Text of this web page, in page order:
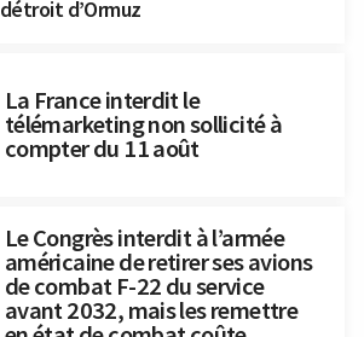
détroit d’Ormuz
La France interdit le
télémarketing non sollicité à
compter du 11 août
Le Congrès interdit à l’armée
américaine de retirer ses avions
de combat F-22 du service
avant 2032, mais les remettre